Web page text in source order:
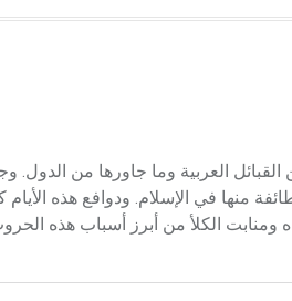
القبائل العربية وما جاورها من الدول.
منها في الإسلام. ودوافع هذه الأيام
ومنابت الكلأ من أبرز أسباب هذه